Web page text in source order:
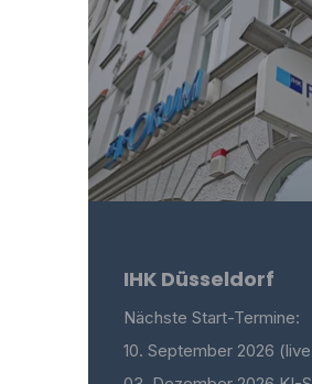
IHK Düsseldorf
Nächste Start-Termine:
10. September 2026